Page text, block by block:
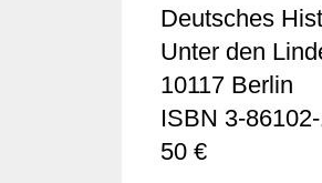
Deutsches
Unter den
10117 Berlin
ISBN 3-
50 €